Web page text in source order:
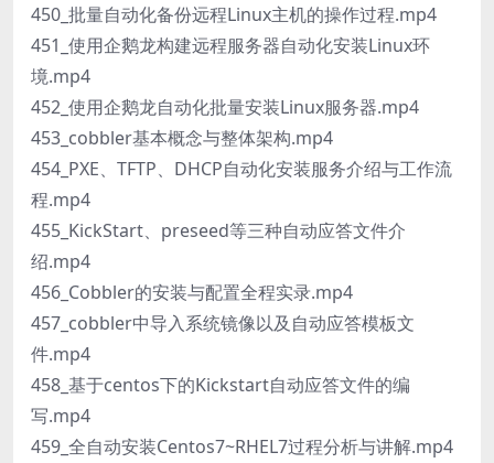
450_批量自动化备份远程Linux主机的操作过程.mp4
451_使用企鹅龙构建远程服务器自动化安装Linux环
境.mp4
452_使用企鹅龙自动化批量安装Linux服务器.mp4
453_cobbler基本概念与整体架构.mp4
454_PXE、TFTP、DHCP自动化安装服务介绍与工作流
程.mp4
455_KickStart、preseed等三种自动应答文件介
绍.mp4
456_Cobbler的安装与配置全程实录.mp4
457_cobbler中导入系统镜像以及自动应答模板文
件.mp4
458_基于centos下的Kickstart自动应答文件的编
写.mp4
459_全自动安装Centos7~RHEL7过程分析与讲解.mp4